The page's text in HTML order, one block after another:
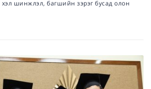
хэл шинжлэл, багшийн зэрэг бусад олон